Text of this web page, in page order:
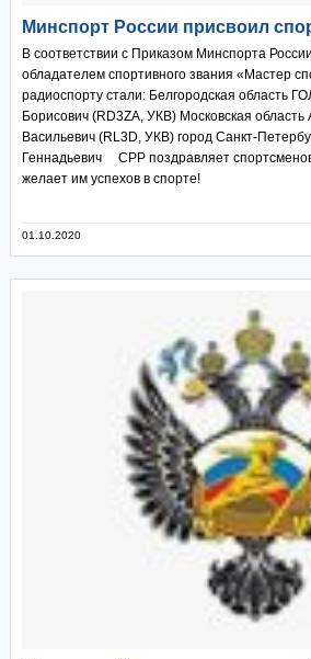
Минспорт России присвоил
В соответствии с Приказом Минспорта
обладателем спортивного звания «Мастер
радиоспорту стали: Белгородская область
Борисович (RD3ZA, УКВ) Московская
Васильевич (RL3D, УКВ) город Санкт-
Геннадьевич СРР поздравляет
желает им успехов в спорте!
01.10.2020